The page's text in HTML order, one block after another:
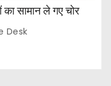
सामान ले गए चोर
Desk